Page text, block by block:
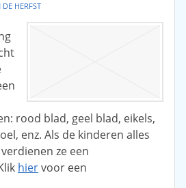
HERFST
rood blad, geel blad, eikels,
enz. Als de kinderen alles
ze een
hiervoor een